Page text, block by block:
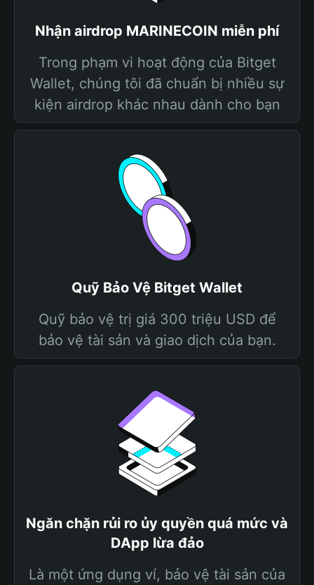
Nhận airdrop MARINECOIN miễn phí
Trong phạm vi hoạt động của Bitget
Wallet, chúng tôi đã chuẩn bị nhiều sự
kiện airdrop khác nhau dành cho bạn
Quỹ Bảo Vệ Bitget Wallet
Quỹ bảo vệ trị giá 300 triệu USD để
bảo vệ tài sản và giao dịch của bạn.
Ngăn chặn rủi ro ủy quyền quá mức và
DApp lừa đảo
Là một ứng dụng ví, bảo vệ tài sản của